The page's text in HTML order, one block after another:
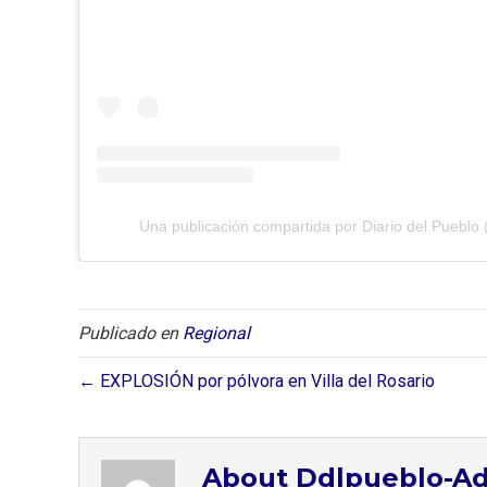
Una publicación compartida por Diario del Pueblo
Publicado en Regional
← EXPLOSIÓN por pólvora en Villa del Rosario
About Ddlpueblo-Ad